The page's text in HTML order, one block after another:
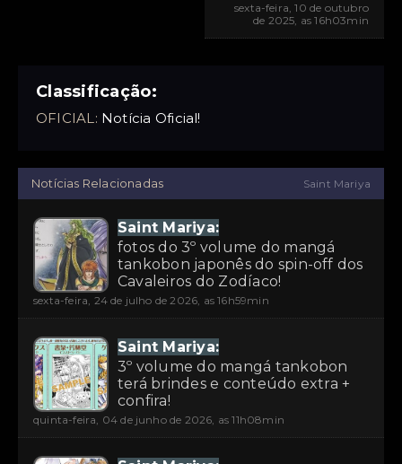
sexta-feira, 10 de outubro
de 2025, as 16h03min
Classificação:
OFICIAL: Notícia Oficial!
Notícias Relacionadas Saint Mariya
Saint Mariya:
fotos do 3º volume do mangá
tankobon japonês do spin-off dos
Cavaleiros do Zodíaco!
sexta-feira, 24 de julho de 2026, as 16h59min
Saint Mariya:
3º volume do mangá tankobon
terá brindes e conteúdo extra +
confira!
quinta-feira, 04 de junho de 2026, as 11h08min